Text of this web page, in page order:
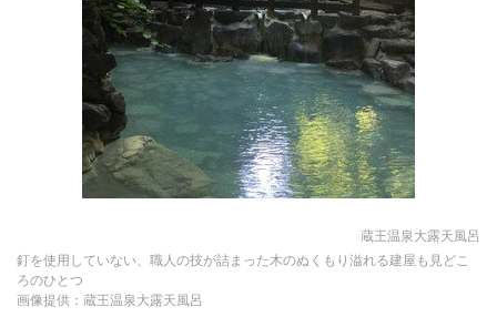
蔵王温泉大露天風呂
釘を使用していない、職人の技が詰まった木のぬくもり溢れる建屋も見どこ
ろのひとつ
画像提供：蔵王温泉大露天風呂